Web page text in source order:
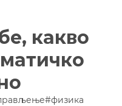
какво
#физика